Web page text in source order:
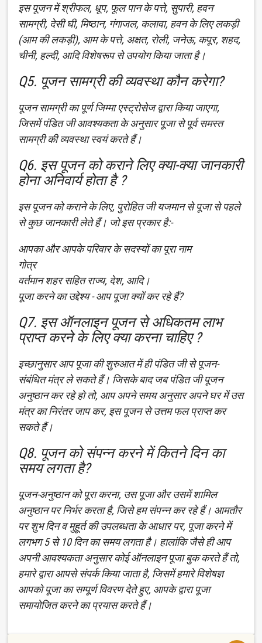
इस पूजन में श्रीफल, धूप, फूल पान के पत्ते, सुपारी, हवन
सामग्री, देसी घी, मिष्ठान, गंगाजल, कलावा, हवन के लिए लकड़ी
(आम की लकड़ी), आम के पत्ते, अक्षत, रोली, जनेऊ, कपूर, शहद,
चीनी, हल्दी, आदि विशेषरूप से उपयोग किया जाता है।
Q5. पूजन सामग्री की व्यवस्था कौन करेगा?
पूजन सामग्री का पूर्ण जिम्मा एस्ट्रोसेज द्वारा किया जाएगा,
जिसमें पंडित जी आवश्यकता के अनुसार पूजा से पूर्व समस्त
सामग्री की व्यवस्था स्वयं करते हैं।
Q6. इस पूजन को कराने लिए क्या-क्या जानकारी
होना अनिवार्य होता है ?
इस पूजन को कराने के लिए, पुरोहित जी यजमान से पूजा से पहले
से कुछ जानकारी लेते हैं। जो इस प्रकार है:-
आपका और आपके परिवार के सदस्यों का पूरा नाम
गोत्र
वर्तमान शहर सहित राज्य, देश, आदि।
पूजा करने का उद्देश्य - आप पूजा क्यों कर रहे हैं?
Q7. इस ऑनलाइन पूजन से अधिकतम लाभ
प्राप्त करने के लिए क्या करना चाहिए ?
इच्छानुसार आप पूजा की शुरुआत में ही पंडित जी से पूजन-
संबंधित मंत्र ले सकते हैं। जिसके बाद जब पंडित जी पूजन
अनुष्ठान कर रहे हो तो, आप अपने समय अनुसार अपने घर में उस
मंत्र का निरंतर जाप कर, इस पूजन से उत्तम फल प्राप्त कर
सकते हैं।
Q8. पूजन को संपन्न करने में कितने दिन का
समय लगता है?
पूजन-अनुष्ठान को पूरा करना, उस पूजा और उसमें शामिल
अनुष्ठान पर निर्भर करता है, जिसे हम संपन्न कर रहे हैं। आमतौर
पर शुभ दिन व मुहूर्त की उपलब्धता के आधार पर, पूजा करने में
लगभग 5 से 10 दिन का समय लगता है। हालांकि जैसे ही आप
अपनी आवश्यकता अनुसार कोई ऑनलाइन पूजा बुक करते हैं तो,
हमारे द्वारा आपसे संपर्क किया जाता है, जिसमें हमारे विशेषज्ञ
आपको पूजा का सम्पूर्ण विवरण देते हुए, आपके द्वारा पूजा
समायोजित करने का प्रयास करते हैं।